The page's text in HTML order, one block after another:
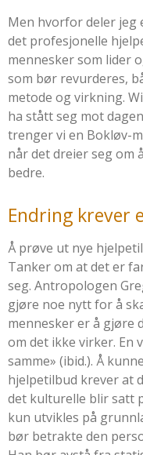
Men hvorfor deler jeg
det profesjonelle
mennesker som lider
som bør revurderes,
metode og virkning.
ha stått seg mot
trenger vi en Bokløv-
når det dreier seg om
bedre.
Endring krever
Å prøve ut nye
Tanker om at det er
seg. Antropologen
gjøre noe nytt for å
mennesker er å gjøre
om det ikke virker. En
samme» (ibid.). Å
hjelpetilbud krever at
det kulturelle blir satt
kun utvikles på
bør betrakte den